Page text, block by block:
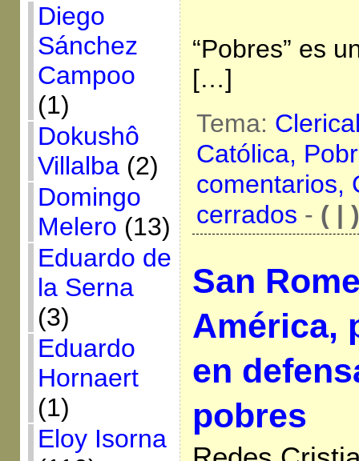
Diego
Sánchez
Campoo
(1)
Dokushô
Villalba(2)
Domingo
Melero (13)
Eduardo de
la Serna
(3)
Eduardo
Hornaert
(1)
Eloy Isorna
“Pobres” es
[…]
Tema:
Católica,
comentarios,
cerrados - ( | )
San
América,
en
pobres